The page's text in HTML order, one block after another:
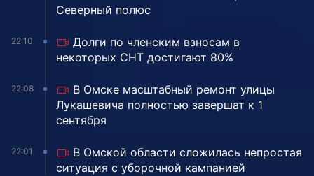
Северный полюс
22:10
Долги по членским взносам в
некоторых СНТ достигают 80%
22:08
В Омске масштабный ремонт улицы
Лукашевича полностью завершат к 1
сентября
22:01
В Омской области сложилась непростая
ситуация с уборочной кампанией